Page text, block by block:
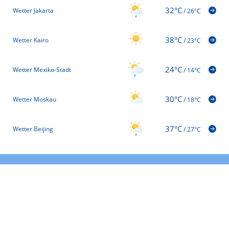
Wetter Jakarta 32°C/26°C
Wetter Kairo 38°C/23°C
Wetter Mexiko-Stadt 24°C/14°C
Wetter Moskau 30°C/18°C
Wetter Beijing 37°C/27°C